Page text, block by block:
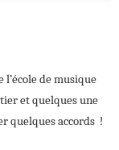
de musique
et quelques une
quelques accords !